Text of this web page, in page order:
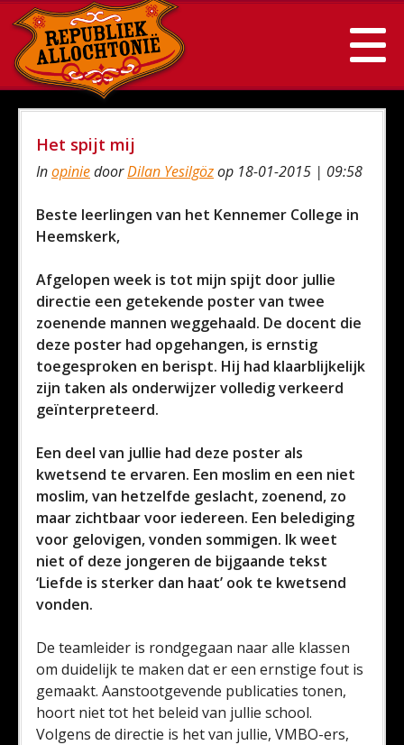
Het spijt mij
InopiniedoorDilan Yesilgözop 18-01-2015 | 09:58
Beste leerlingen van het Kennemer College in
Heemskerk,
Afgelopen week is tot mijn spijt door jullie
directie een getekende poster van twee
zoenende mannen weggehaald. De docent die
deze poster had opgehangen, is ernstig
toegesproken en berispt. Hij had klaarblijkelijk
zijn taken als onderwijzer volledig verkeerd
geïnterpreteerd.
Een deel van jullie had deze poster als
kwetsend te ervaren. Een moslim en een niet
moslim, van hetzelfde geslacht, zoenend, zo
maar zichtbaar voor iedereen. Een belediging
voor gelovigen, vonden sommigen. Ik weet
niet of deze jongeren de bijgaande tekst
‘Liefde is sterker dan haat’ ook te kwetsend
vonden.
De teamleider is rondgegaan naar alle klassen
om duidelijk te maken dat er een ernstige fout is
gemaakt. Aanstootgevende publicaties tonen,
hoort niet tot het beleid van jullie school.
Volgens de directie is het van jullie, VMBO-ers,